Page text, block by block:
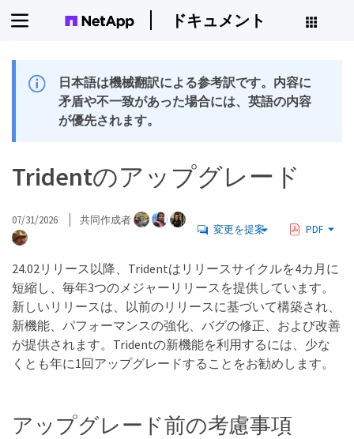
ドキュメント
日本語は機械翻訳による参考訳です。内容に
矛盾や不一致があった場合には、英語の内容
が優先されます。
Tridentのアップグレード
07/31/2026 共同作成者
変更を提案 PDF
24.02リリース以降、Tridentはリリースサイクルを4カ月に
短縮し、毎年3つのメジャーリリースを提供しています。
新しいリリースは、以前のリリースに基づいて構築され、
新機能、パフォーマンスの強化、バグの修正、および改善
が提供されます。Tridentの新機能を利用するには、少な
くとも年に1回アップグレードすることをお勧めします。
アップグレード前の考慮事項